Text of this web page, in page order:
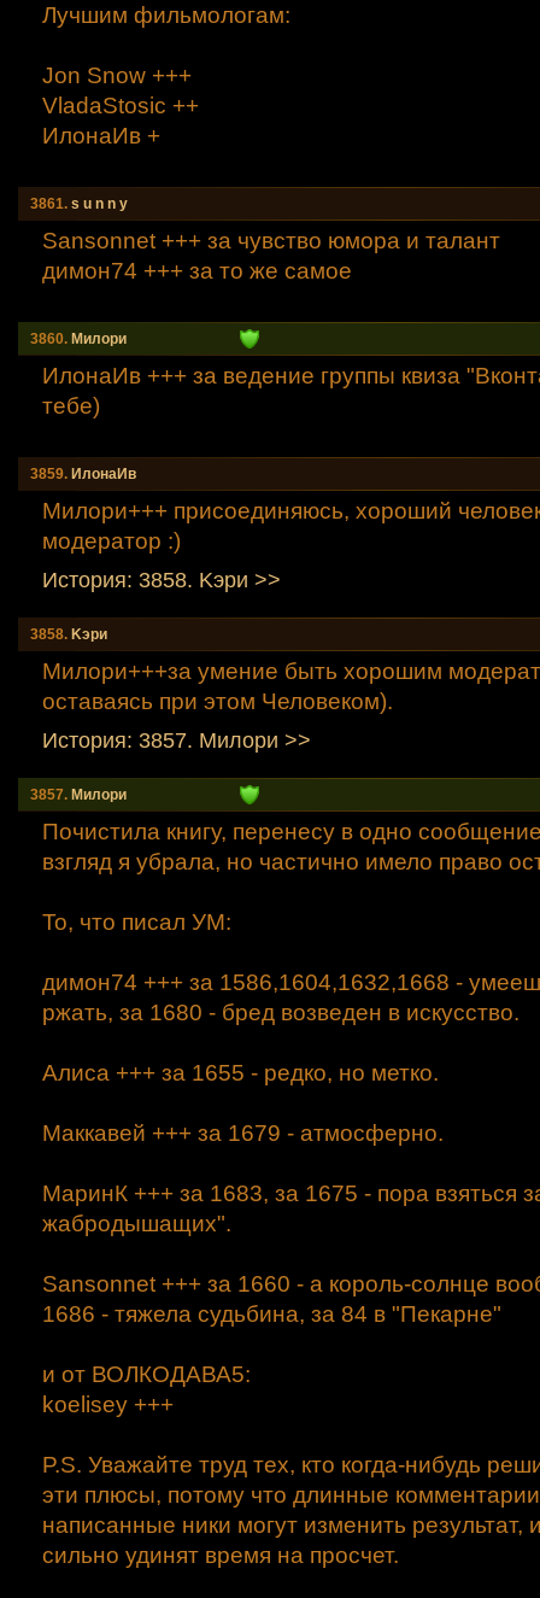
Лучшим фильмологам:
Jon Snow +++
VladaStosic ++
ИлонаИв +
3861. s u n n y
Sansonnet +++ за чувство юмора и талант
димон74 +++ за то же самое
3860. Милори
ИлонаИв +++ за ведение группы квиза
тебе)
3859. ИлонаИв
Милори+++ присоединяюсь, хороший
модератор :)
История: 3858. Kэpи >>
3858. Kэpи
Милори+++за умение быть хорошим
оставаясь при этом Человеком).
История: 3857. Милори >>
3857. Милори
Почистила книгу, перенесу в одно
взгляд я убрала, но частично имело право
То, что писал УМ:
димон74 +++ за 1586,1604,1632,1668 -
ржать, за 1680 - бред возведен в искусство.
Алиса +++ за 1655 - редко, но метко.
Маккавей +++ за 1679 - атмосферно.
МаринК +++ за 1683, за 1675 - пора взяться
жабродышащих".
Sansonnet +++ за 1660 - а король-солнце
1686 - тяжела судьбина, за 84 в "Пекарне"
и от ВОЛКОДАВА5:
koelisey +++
P.S. Уважайте труд тех, кто когда-нибудь
эти плюсы, потому что длинные
написанные ники могут изменить результат,
сильно удинят время на просчет.